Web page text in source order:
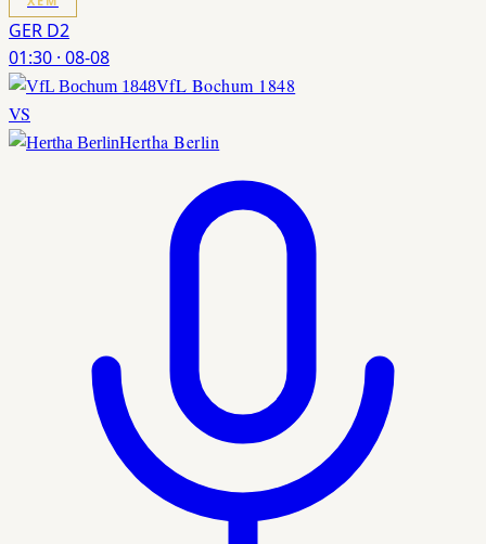
GER D2
01:30 · 08-08
VfL Bochum 1848
VS
Hertha Berlin